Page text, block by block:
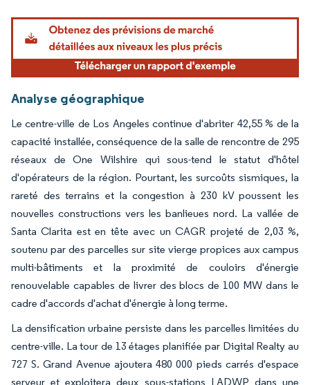
Analyse géographique
Le centre-ville de Los Angeles continue d'abriter 42,55 % de la
capacité installée, conséquence de la salle de rencontre de 295
réseaux de One Wilshire qui sous-tend le statut d'hôtel
d'opérateurs de la région. Pourtant, les surcoûts sismiques, la
rareté des terrains et la congestion à 230 kV poussent les
nouvelles constructions vers les banlieues nord. La vallée de
Santa Clarita est en tête avec un CAGR projeté de 2,03 %,
soutenu par des parcelles sur site vierge propices aux campus
multi-bâtiments et la proximité de couloirs d'énergie
renouvelable capables de livrer des blocs de 100 MW dans le
cadre d'accords d'achat d'énergie à long terme.
La densification urbaine persiste dans les parcelles limitées du
centre-ville. La tour de 13 étages planifiée par Digital Realty au
727 S. Grand Avenue ajoutera 480 000 pieds carrés d'espace
serveur et exploitera deux sous-stations LADWP dans une